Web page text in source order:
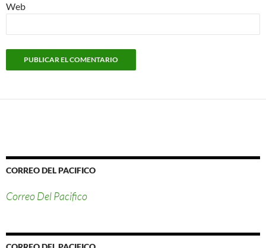
Web
CORREO DEL PACIFICO
Correo Del Pacifico